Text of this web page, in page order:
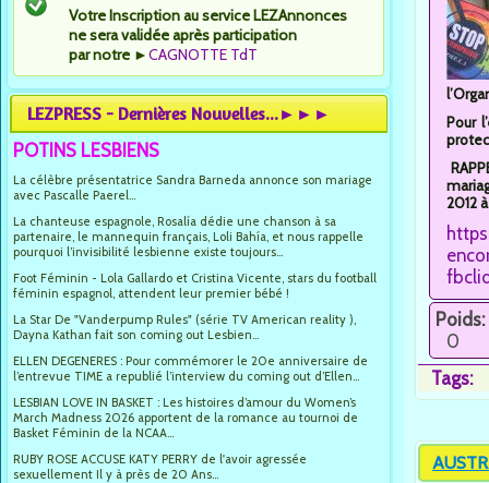
Votre Inscription au service LEZAnnonces
ne sera validée après participation
par notre ►CAGNOTTE TdT
LEZPRESS - Dernières Nouvelles...►►►
POTINS LESBIENS
La célèbre présentatrice Sandra Barneda annonce son mariage
avec Pascalle Paerel...
La chanteuse espagnole, Rosalía dédie une chanson à sa
partenaire, le mannequin français, Loli Bahía, et nous rappelle
pourquoi l’invisibilité lesbienne existe toujours...
Foot Féminin - Lola Gallardo et Cristina Vicente, stars du football
féminin espagnol, attendent leur premier bébé !
La Star De "Vanderpump Rules" (série TV American reality ),
Dayna Kathan fait son coming out Lesbien...
ELLEN DEGENERES : Pour commémorer le 20e anniversaire de
l’entrevue TIME a republié l’interview du coming out d’Ellen...
LESBIAN LOVE IN BASKET : Les histoires d’amour du Women’s
March Madness 2026 apportent de la romance au tournoi de
Basket Féminin de la NCAA...
RUBY ROSE ACCUSE KATY PERRY de l'avoir agressée
sexuellement Il y à près de 20 Ans...
Pour
2012
Poids:
0
Tags: